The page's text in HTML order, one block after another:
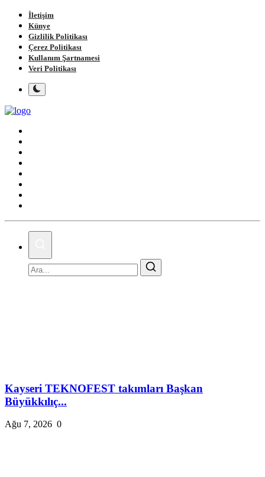
İletişim
Künye
Gizlilik Politikası
Çerez Politikası
Kullanım Şartnamesi
Veri Politikası
Kayseri TEKNOFEST takımları Başkan
Büyükkılıç...
Ağu 7, 2026 0